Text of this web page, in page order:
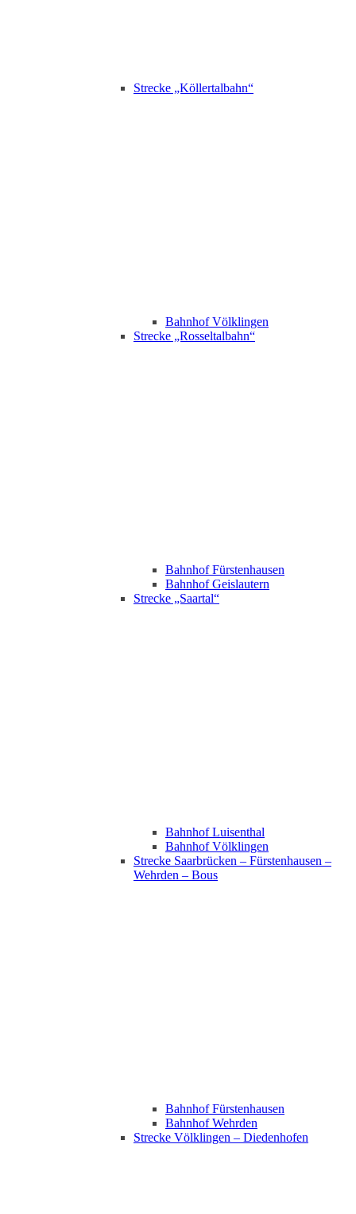
Strecke „Köllertalbahn“
Bahnhof Völklingen
Strecke „Rosseltalbahn“
Bahnhof Fürstenhausen
Bahnhof Geislautern
Strecke „Saartal“
Bahnhof Luisenthal
Bahnhof Völklingen
Strecke Saarbrücken – Fürstenhausen –
Wehrden – Bous
Bahnhof Fürstenhausen
Bahnhof Wehrden
Strecke Völklingen – Diedenhofen